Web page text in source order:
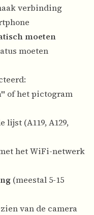
verbinding
moeten
moeten
of het pictogram
lijst (A119, A129,
het WiFi-netwerk
(meestal 5-15
van de camera